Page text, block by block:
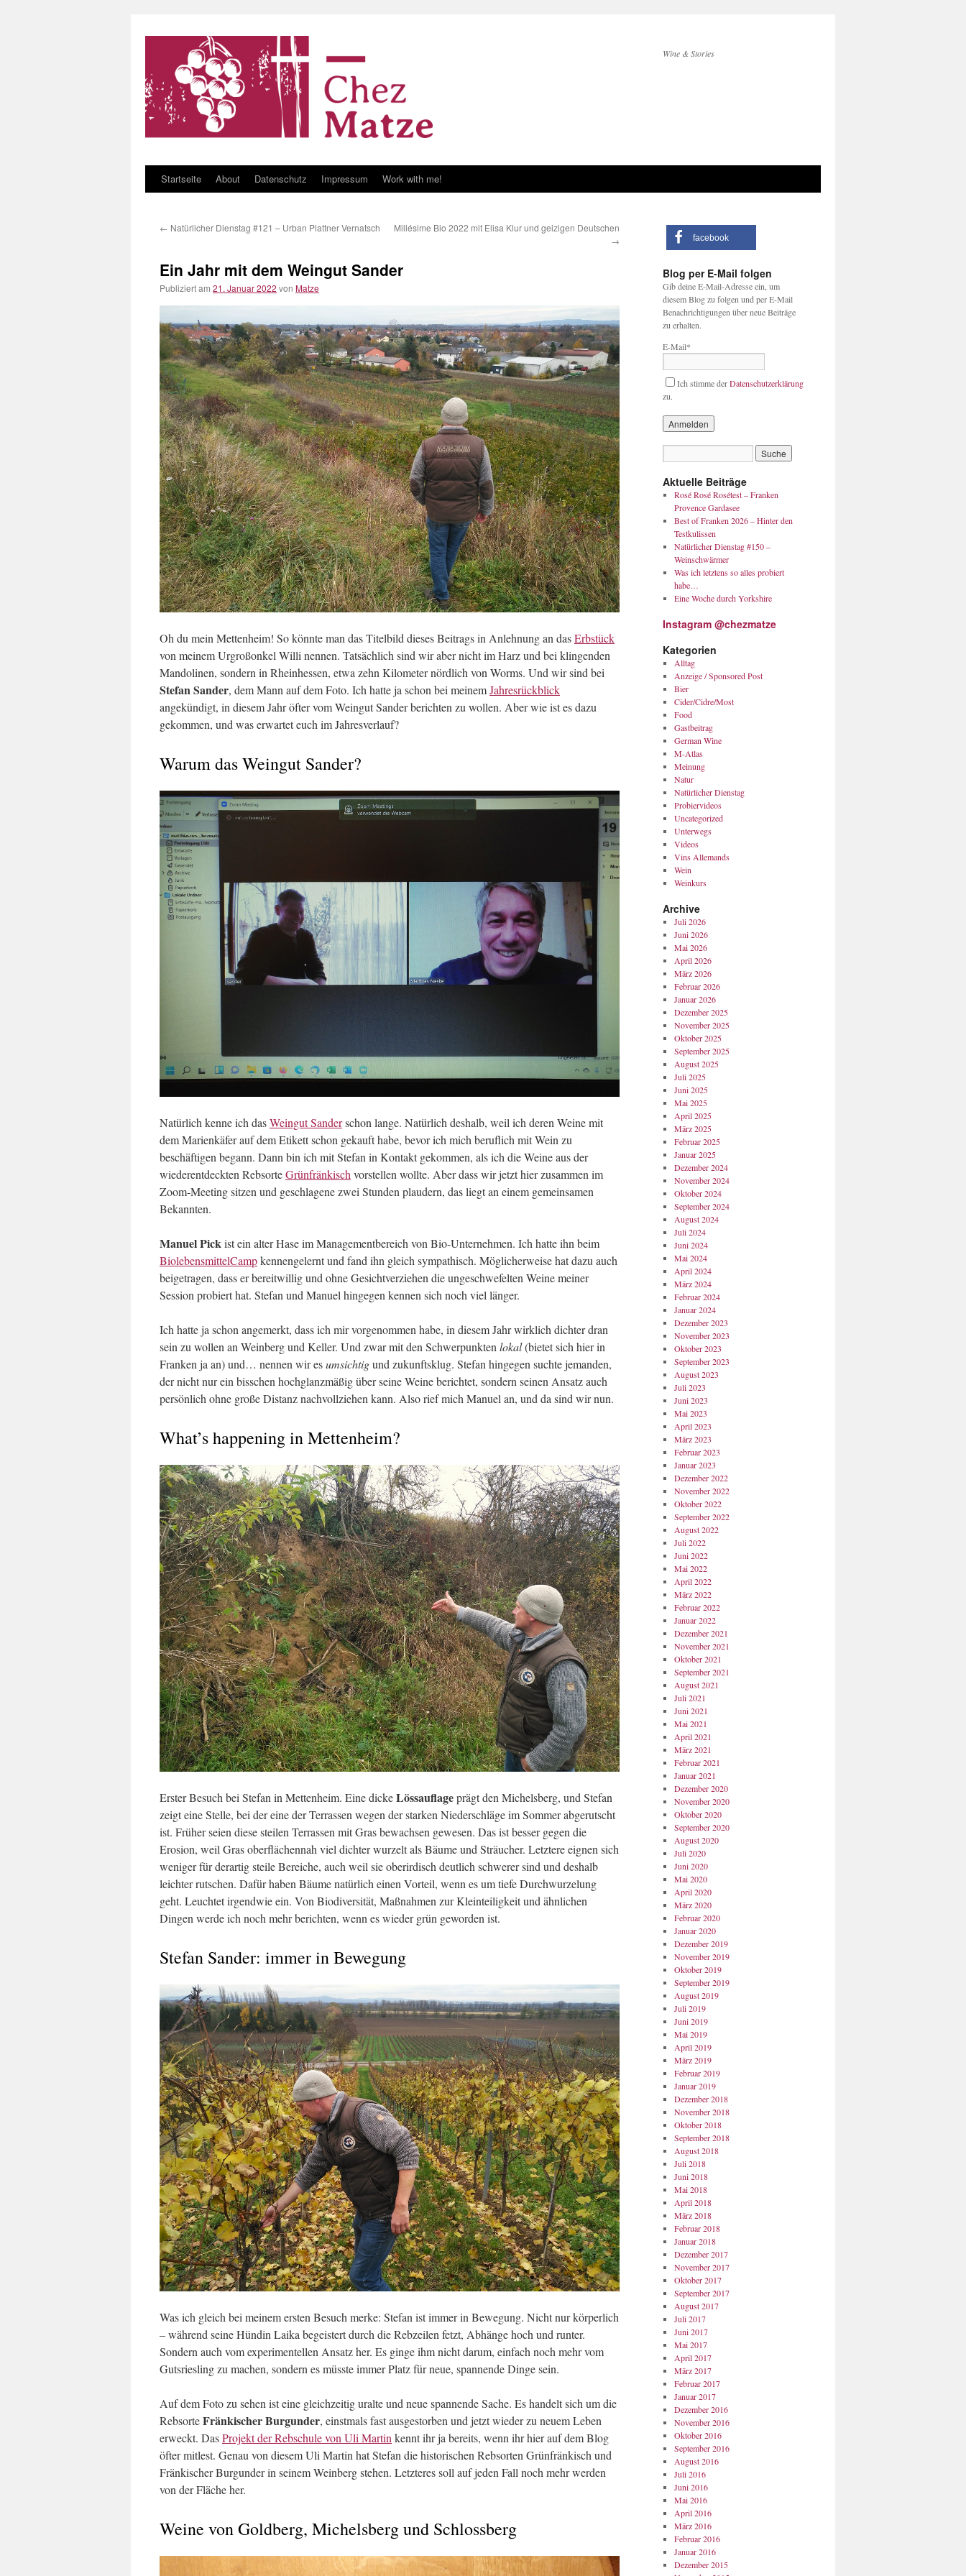
Wine & Stories
Zum Inhalt springen
Startseite About Datenschutz Impressum Work with me!
← Natürlicher Dienstag #121 – Urban Plattner Vernatsch
Millésime Bio 2022 mit Elisa Klur und geizigen Deutschen
→
Ein Jahr mit dem Weingut Sander
Publiziert am 21. Januar 2022 von Matze
Oh du mein Mettenheim! So könnte man das Titelbild dieses Beitrags in Anlehnung an dasErbstück
von meinem Urgroßonkel Willi nennen. Tatsächlich sind wir aber nicht im Harz und bei klingenden
Mandolinen, sondern in Rheinhessen, etwa zehn Kilometer nördlich von Worms. Und wir sind bei
Stefan Sander, dem Mann auf dem Foto. Ich hatte ja schon bei meinemJahresrückblick
angekündigt, in diesem Jahr öfter vom Weingut Sander berichten zu wollen. Aber wie ist es dazu
gekommen, und was erwartet euch im Jahresverlauf?
Warum das Weingut Sander?
Natürlich kenne ich dasWeingut Sanderschon lange. Natürlich deshalb, weil ich deren Weine mit
dem Marienkäfer auf dem Etikett schon gekauft habe, bevor ich mich beruflich mit Wein zu
beschäftigen begann. Dann bin ich mit Stefan in Kontakt gekommen, als ich die Weine aus der
wiederentdeckten RebsorteGrünfränkischvorstellen wollte. Aber dass wir jetzt hier zusammen im
Zoom-Meeting sitzen und geschlagene zwei Stunden plaudern, das liegt an einem gemeinsamen
Bekannten.
Manuel Pickist ein alter Hase im Managementbereich von Bio-Unternehmen. Ich hatte ihn beim
BiolebensmittelCampkennengelernt und fand ihn gleich sympathisch. Möglicherweise hat dazu auch
beigetragen, dass er bereitwillig und ohne Gesichtverziehen die ungeschwefelten Weine meiner
Session probiert hat. Stefan und Manuel hingegen kennen sich noch viel länger.
Ich hatte ja schon angemerkt, dass ich mir vorgenommen habe, in diesem Jahr wirklich dichter dran
sein zu wollen an Weinberg und Keller. Und zwar mit den Schwerpunktenlokal(bietet sich hier in
Franken ja an) und… nennen wir esumsichtigund zukunftsklug. Stefan hingegen suchte jemanden,
der nicht nur ein bisschen hochglanzmäßig über seine Weine berichtet, sondern seinen Ansatz auch
persönlich ohne große Distanz nachvollziehen kann. Also rief mich Manuel an, und da sind wir nun.
What’s happening in Mettenheim?
Erster Besuch bei Stefan in Mettenheim. Eine dickeLössauflageprägt den Michelsberg, und Stefan
zeigt eine Stelle, bei der eine der Terrassen wegen der starken Niederschläge im Sommer abgerutscht
ist. Früher seien diese steilen Terrassen mit Gras bewachsen gewesen. Das ist besser gegen die
Erosion, weil Gras oberflächennah viel dichter wurzelt als Bäume und Sträucher. Letztere eignen sich
weniger für derartig steile Bereiche, auch weil sie oberirdisch deutlich schwerer sind und deshalb
leichter rutschen. Dafür haben Bäume natürlich einen Vorteil, wenn es um tiefe Durchwurzelung
geht. Leuchtet irgendwie ein. Von Biodiversität, Maßnahmen zur Kleinteiligkeit und ähnlichen
Dingen werde ich noch mehr berichten, wenn es wieder grün geworden ist.
Stefan Sander: immer in Bewegung
Was ich gleich bei meinem ersten Besuch merke: Stefan ist immer in Bewegung. Nicht nur körperlich
– während seine Hündin Laika begeistert durch die Rebzeilen fetzt, Abhänge hoch und runter.
Sondern auch vom experimentellen Ansatz her. Es ginge ihm nicht darum, einfach noch mehr vom
Gutsriesling zu machen, sondern es müsste immer Platz für neue, spannende Dinge sein.
Auf dem Foto zu sehen ist eine gleichzeitig uralte und neue spannende Sache. Es handelt sich um die
RebsorteFränkischer Burgunder, einstmals fast ausgestorben und jetzt wieder zu neuem Leben
erweckt. DasProjekt der Rebschule von Uli Martin kennt ihr ja bereits, wenn ihr hier auf dem Blog
öfter mitlest. Genau von diesem Uli Martin hat Stefan die historischen Rebsorten Grünfränkisch und
Fränkischer Burgunder in seinem Weinberg stehen. Letzteres soll auf jeden Fall noch mehr werden
von der Fläche her.
Weine von Goldberg, Michelsberg und Schlossberg
facebook
Blog per E-Mail folgen
Gib deine E-Mail-Adresse ein, um
diesem Blog zu folgen und per E-Mail
Benachrichtigungen über neue Beiträge
zu erhalten.
E-Mail*
Ich stimme derDatenschutzerklärung
zu.
Aktuelle Beiträge
Rosé Rosé Rosétest – Franken
Provence Gardasee
Best of Franken 2026 – Hinter den
Testkulissen
Natürlicher Dienstag #150 –
Weinschwärmer
Was ich letztens so alles probiert
habe…
Eine Woche durch Yorkshire
Instagram @chezmatze
Kategorien
Alltag
Anzeige / Sponsored Post
Bier
Cider/Cidre/Most
Food
Gastbeitrag
German Wine
M-Atlas
Meinung
Natur
Natürlicher Dienstag
Probiervideos
Uncategorized
Unterwegs
Videos
Vins Allemands
Wein
Weinkurs
Archive
Juli 2026
Juni 2026
Mai 2026
April 2026
März 2026
Februar 2026
Januar 2026
Dezember 2025
November 2025
Oktober 2025
September 2025
August 2025
Juli 2025
Juni 2025
Mai 2025
April 2025
März 2025
Februar 2025
Januar 2025
Dezember 2024
November 2024
Oktober 2024
September 2024
August 2024
Juli 2024
Juni 2024
Mai 2024
April 2024
März 2024
Februar 2024
Januar 2024
Dezember 2023
November 2023
Oktober 2023
September 2023
August 2023
Juli 2023
Juni 2023
Mai 2023
April 2023
März 2023
Februar 2023
Januar 2023
Dezember 2022
November 2022
Oktober 2022
September 2022
August 2022
Juli 2022
Juni 2022
Mai 2022
April 2022
März 2022
Februar 2022
Januar 2022
Dezember 2021
November 2021
Oktober 2021
September 2021
August 2021
Juli 2021
Juni 2021
Mai 2021
April 2021
März 2021
Februar 2021
Januar 2021
Dezember 2020
November 2020
Oktober 2020
September 2020
August 2020
Juli 2020
Juni 2020
Mai 2020
April 2020
März 2020
Februar 2020
Januar 2020
Dezember 2019
November 2019
Oktober 2019
September 2019
August 2019
Juli 2019
Juni 2019
Mai 2019
April 2019
März 2019
Februar 2019
Januar 2019
Dezember 2018
November 2018
Oktober 2018
September 2018
August 2018
Juli 2018
Juni 2018
Mai 2018
April 2018
März 2018
Februar 2018
Januar 2018
Dezember 2017
November 2017
Oktober 2017
September 2017
August 2017
Juli 2017
Juni 2017
Mai 2017
April 2017
März 2017
Februar 2017
Januar 2017
Dezember 2016
November 2016
Oktober 2016
September 2016
August 2016
Juli 2016
Juni 2016
Mai 2016
April 2016
März 2016
Februar 2016
Januar 2016
Dezember 2015